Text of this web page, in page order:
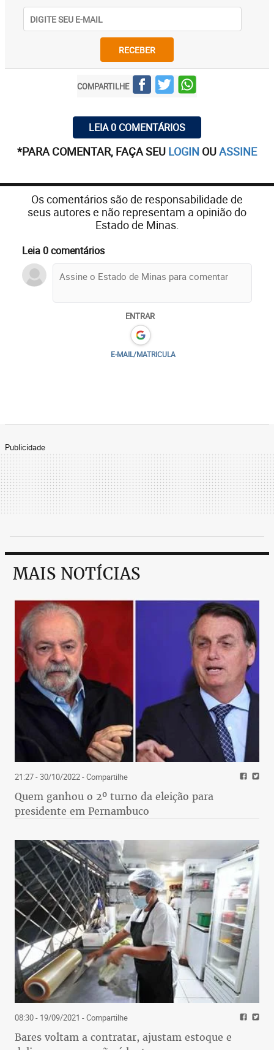
RECEBER
COMPARTILHE
LEIA 0 COMENTÁRIOS
*PARA COMENTAR, FAÇA SEU LOGIN OUASSINE
Os comentários são de responsabilidade de
seus autores e não representam a opinião do
Estado de Minas.
Leia 0 comentários
ENTRAR
E-MAIL/MATRICULA
Publicidade
MAIS NOTÍCIAS
21:27 - 30/10/2022- Compartilhe
Quem ganhou o 2º turno da eleição para
presidente em Pernambuco
08:30 - 19/09/2021 - Compartilhe
Bares voltam a contratar, ajustam estoque e